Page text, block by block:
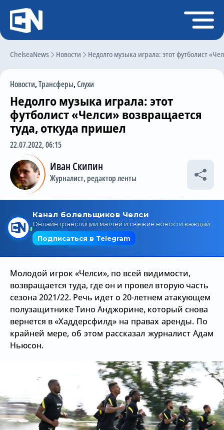
ChelseaNews Новости Недолго музыка играла: этот футболист
Новости,Трансферы,Слухи
Недолго музыка играла: этот
футболист «Челси» возвращается
туда, откуда пришел
22.07.2022, 06:15
Иван Скипин
Журналист, редактор ленты
Молодой игрок «Челси», по всей видимости,
возвращается туда, где он и провел вторую часть
сезона 2021/22. Речь идет о 20-летнем атакующем
полузащитнике Тино Анджорине, который снова
вернется в«Хаддерсфилд» на правах аренды. По
крайней мере, об этом рассказал журналист Адам
Ньюсон.
Регистрация
Главная
Чат
Трансферы
Слухи
История Челси
Статистика
Календарь игр
Поиск по сайту
Трансляции
О сайте
Контакты